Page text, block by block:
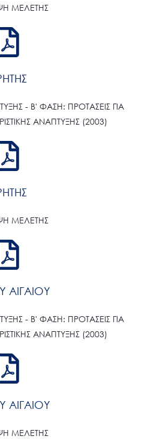
ΜΕΛΕΤΗΣ
- Β' ΦΑΣΗ: ΠΡΟΤΑΣΕΙΣ ΓΙΑ
ΑΝΑΠΤΥΞΗΣ (2003)
ΜΕΛΕΤΗΣ
ΑΙΓΑΙΟΥ
- Β' ΦΑΣΗ: ΠΡΟΤΑΣΕΙΣ ΓΙΑ
ΑΝΑΠΤΥΞΗΣ (2003)
ΑΙΓΑΙΟΥ
ΜΕΛΕΤΗΣ